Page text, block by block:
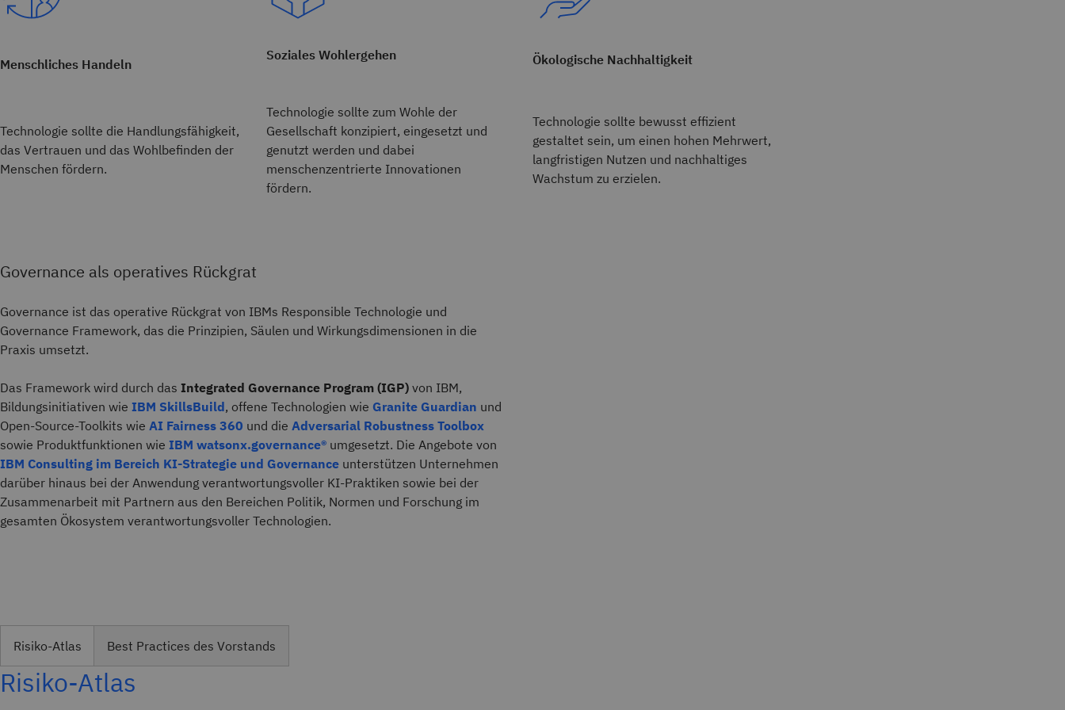
Menschliches Handeln
Technologie sollte die Handlungsfähigkeit,
das Vertrauen und das Wohlbefinden der
Menschen fördern.
Soziales Wohlergehen
Technologie sollte zum Wohle der
Gesellschaft konzipiert, eingesetzt und
genutzt werden und dabei
menschenzentrierte Innovationen
fördern.
Ökologische Nachhaltigkeit
Technologie sollte bewusst effizient
gestaltet sein, um einen hohen Mehrwert,
langfristigen Nutzen und nachhaltiges
Wachstum zu erzielen.
Governance als operatives Rückgrat
Governance ist das operative Rückgrat von IBMs Responsible Technologie und
Governance Framework, das die Prinzipien, Säulen und Wirkungsdimensionen in die
Praxis umsetzt.
Das Framework wird durch das Integrated Governance Program (IGP) von IBM,
Bildungsinitiativen wie IBM SkillsBuild, offene Technologien wie Granite Guardian und
Open-Source-Toolkits wie AI Fairness 360 und die Adversarial Robustness Toolbox
sowie Produktfunktionen wie IBM watsonx.governance® umgesetzt. Die Angebote von
IBM Consulting im Bereich KI-Strategie und Governance unterstützen Unternehmen
darüber hinaus bei der Anwendung verantwortungsvoller KI-Praktiken sowie bei der
Zusammenarbeit mit Partnern aus den Bereichen Politik, Normen und Forschung im
gesamten Ökosystem verantwortungsvoller Technologien.
Risiko-Atlas Best Practices des Vorstands
Risiko-Atlas